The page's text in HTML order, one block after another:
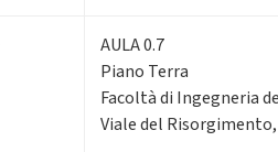
AULA 0.7
Piano Terra
Facoltà di Ingegneria
Viale del